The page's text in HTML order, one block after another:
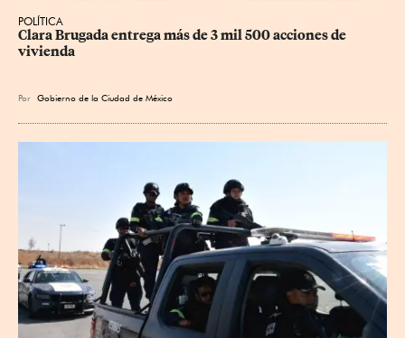
POLÍTICA
Clara Brugada entrega más de 3 mil 500 acciones de
vivienda
Por Gobierno de la Ciudad de México